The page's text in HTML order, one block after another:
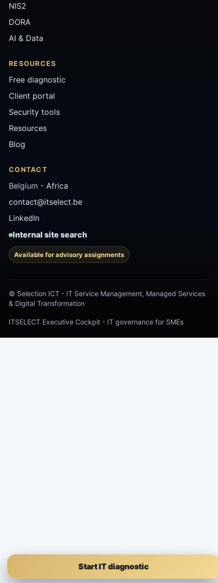
Start IT diagnostic
NIS2
DORA
AI & Data
RESOURCES
Free diagnostic
Client portal
Security tools
Resources
Blog
CONTACT
Belgium - Africa
contact@itselect.be
LinkedIn
Internal site search
Available for advisory assignments
© Selection ICT - IT Service Management, Managed Services
& Digital Transformation
ITSELECT Executive Cockpit - IT governance for SMEs